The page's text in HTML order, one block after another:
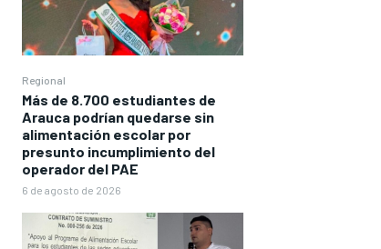
Regional
Más de 8.700 estudiantes de
Arauca podrían quedarse sin
alimentación escolar por
presunto incumplimiento del
operador del PAE
6 de agosto de 2026